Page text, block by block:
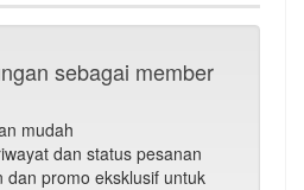
sebagai member
mudah
dan status pesanan
dan promo eksklusif untuk